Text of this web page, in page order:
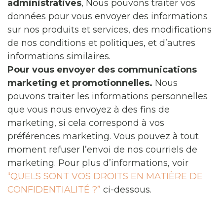
administratives, Nous pouvons traiter vos
données pour vous envoyer des informations
sur nos produits et services, des modifications
de nos conditions et politiques, et d’autres
informations similaires.
Pour vous envoyer des communications
marketing et promotionnelles. Nous
pouvons traiter les informations personnelles
que vous nous envoyez à des fins de
marketing, si cela correspond à vos
préférences marketing. Vous pouvez à tout
moment refuser l’envoi de nos courriels de
marketing. Pour plus d’informations, voir
“QUELS SONT VOS DROITS EN MATIÈRE DE
CONFIDENTIALITÉ ?” ci-dessous.